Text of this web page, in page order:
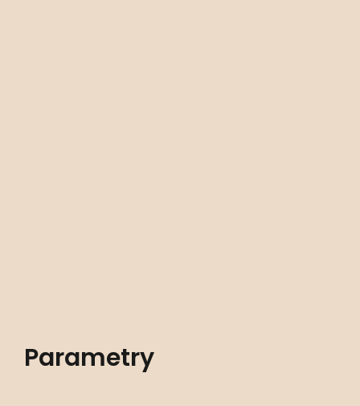
Parametry